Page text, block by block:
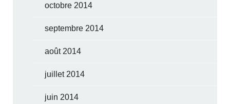
octobre 2014
septembre 2014
août 2014
juillet 2014
juin 2014